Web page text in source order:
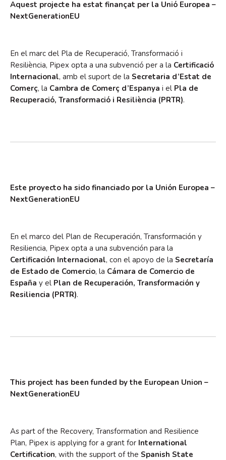
noviembre 2024
enero 2022
marzo 2021
noviembre 2018
octubre 2018
marzo 2018
Events
Acceder
Aquest projecte ha estat finançat per la Unió Europea –
NextGenerationEU
En el marc del Pla de Recuperació, Transformació i
Resiliència, Pipex opta a una subvenció per a la Certificació
Internacional, amb el suport de la Secretaria d’Estat de
Comerç, la Cambra de Comerç d’Espanya i el Pla de
Recuperació, Transformació i Resiliència (PRTR).
Este proyecto ha sido financiado por la Unión Europea –
NextGenerationEU
En el marco del Plan de Recuperación, Transformación y
Resiliencia, Pipex opta a una subvención para la
Certificación Internacional, con el apoyo de la Secretaría
de Estado de Comercio, la Cámara de Comercio de
España y el Plan de Recuperación, Transformación y
Resiliencia (PRTR).
This project has been funded by the European Union –
NextGenerationEU
As part of the Recovery, Transformation and Resilience
Plan, Pipex is applying for a grant for International
Certification, with the support of the Spanish State